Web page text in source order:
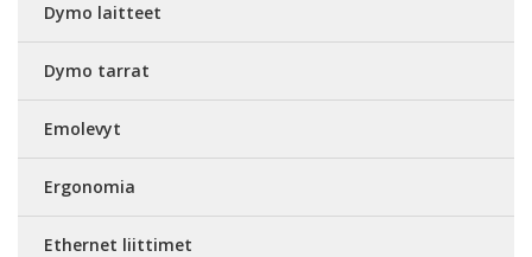
Dymo laitteet
Dymo tarrat
Emolevyt
Ergonomia
Ethernet liittimet